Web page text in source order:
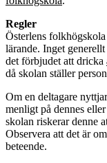
Regler
Österlens
lärande. Inget
det förbjudet att dricka
då skolan ställer
Om en deltagare
menligt på dennes
skolan riskerar denne
Observera att det är
beteende.